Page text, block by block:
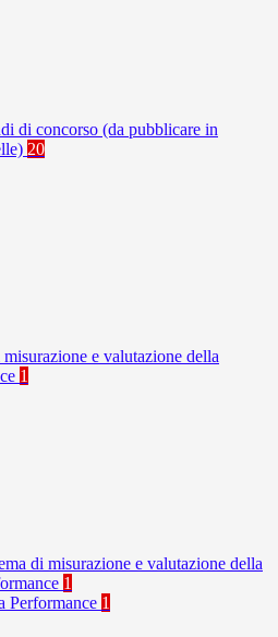
di concorso (da pubblicare in
20
misurazione e valutazione della
1
di misurazione e valutazione della
1
Performance 1